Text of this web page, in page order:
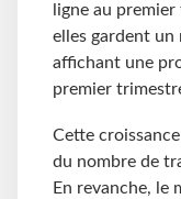
ligne au
elles gardent un
affichant une
premier
Cette
du nombre de
En revanche, le